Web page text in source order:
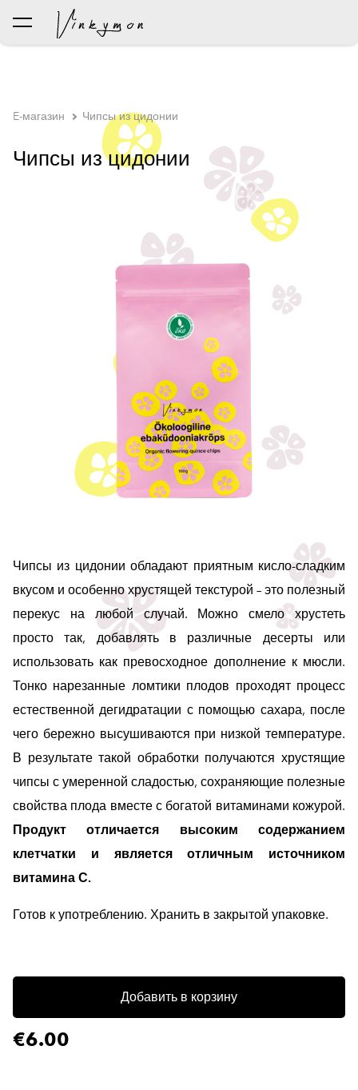
был добавлен в корзину.
E-магазин Чипсы из цидонии
Чипсы из цидонии
Чипсы из цидонии обладают приятным кисло-сладким
вкусом и особенно хрустящей текстурой – это полезный
перекус на любой случай. Можно смело хрустеть
просто так, добавлять в различные десерты или
использовать как превосходное дополнение к мюсли.
Тонко нарезанные ломтики плодов проходят процесс
естественной дегидратации с помощью сахара, после
чего бережно высушиваются при низкой температуре.
В результате такой обработки получаются хрустящие
чипсы с умеренной сладостью, сохраняющие полезные
свойства плода вместе с богатой витаминами кожурой.
Продукт отличается высоким содержанием
клетчатки и является отличным источником
витамина С.
Готов к употреблению. Хранить в закрытой упаковке.
Добавить в корзину
€6.00